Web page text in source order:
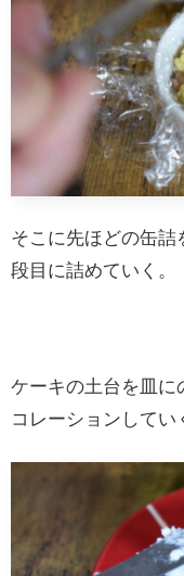
そこに先ほどの缶詰
段目に詰めていく。
ケーキの土台を皿に
コレーションしてい